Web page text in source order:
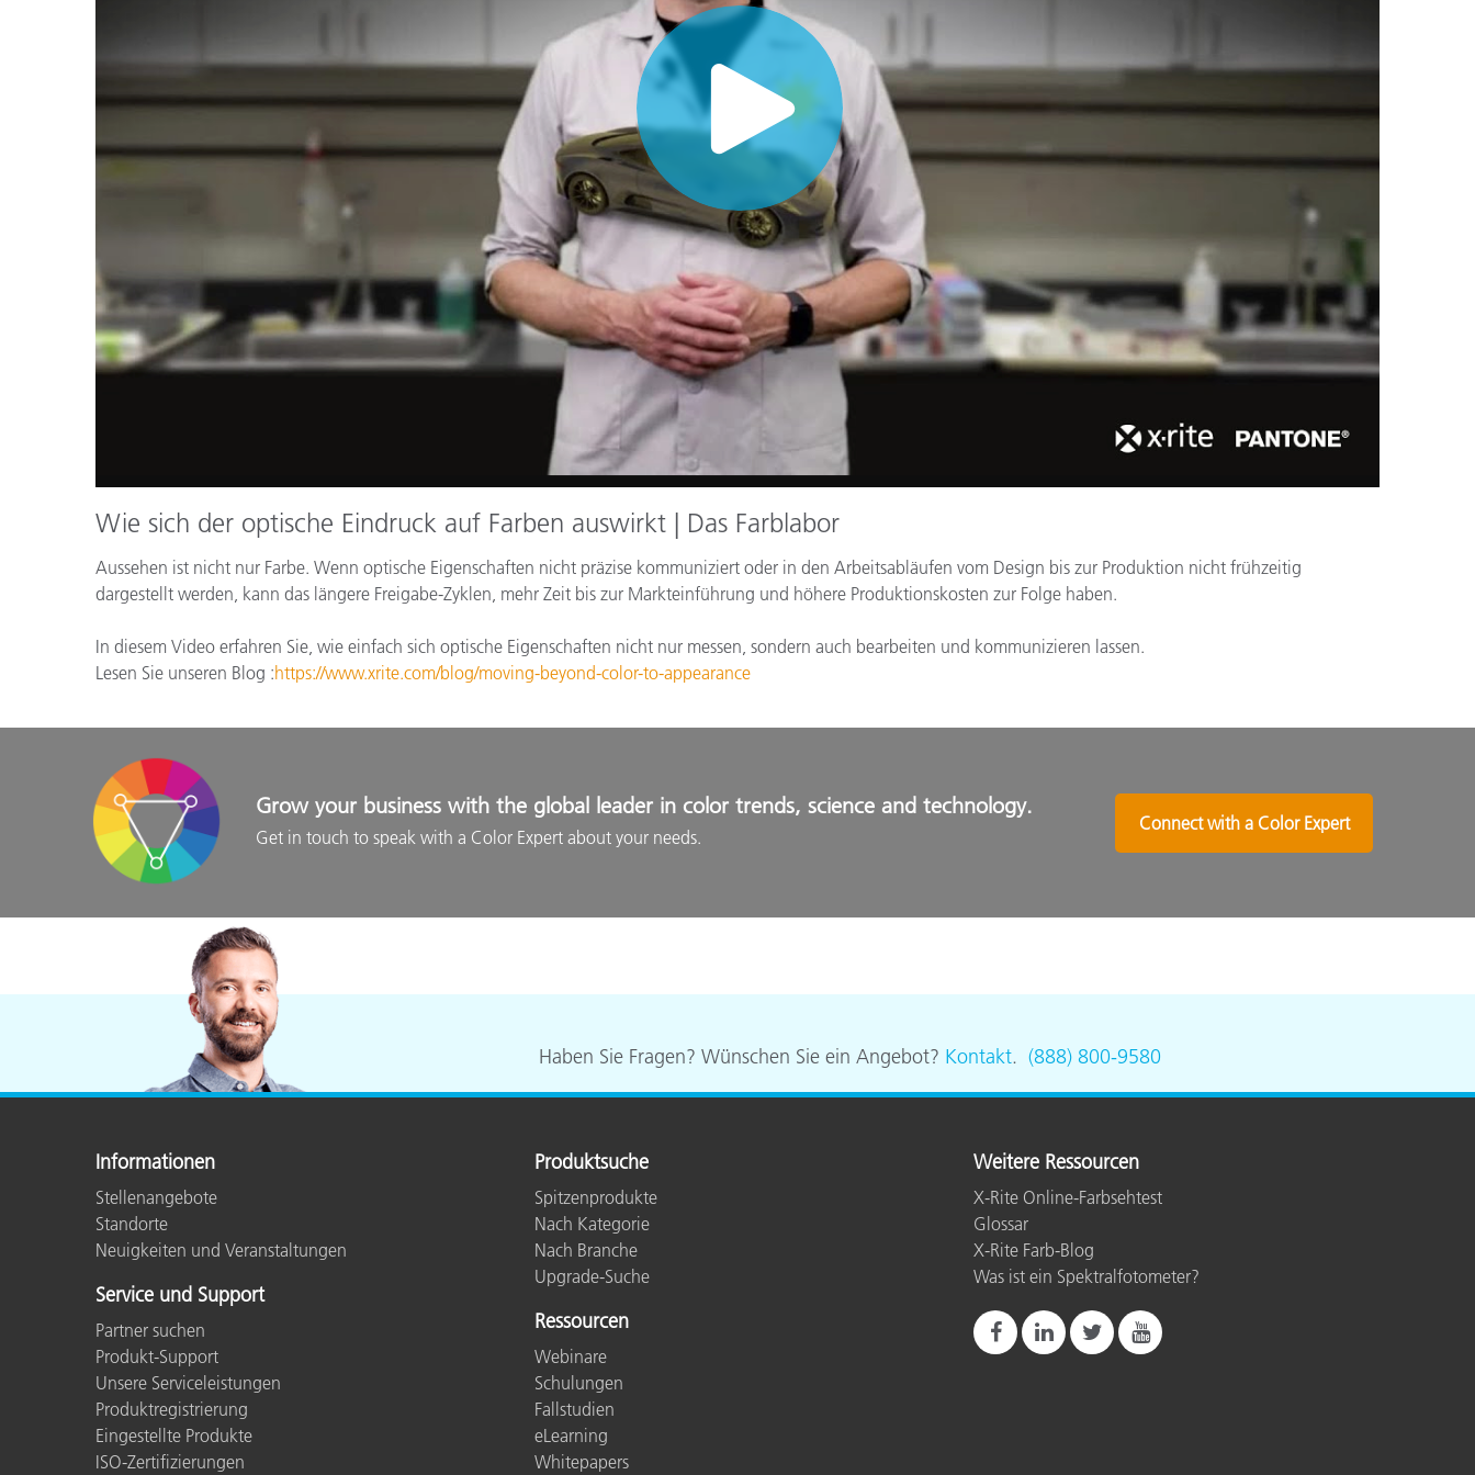
Papier
Baumaterialien
Gebrauchsgüter
Wie sich der optische Eindruck auf Farben auswirkt | Das Farblabor
Aussehen ist nicht nur Farbe. Wenn optische Eigenschaften nicht präzise kommuniziert oder in den Arbeitsabläufen vom Design bis zur Produktion nicht frühzeitig
dargestellt werden, kann das längere Freigabe-Zyklen, mehr Zeit bis zur Markteinführung und höhere Produktionskosten zur Folge haben.
In diesem Video erfahren Sie, wie einfach sich optische Eigenschaften nicht nur messen, sondern auch bearbeiten und kommunizieren lassen.
Lesen Sie unseren Blog :https://www.xrite.com/blog/moving-beyond-color-to-appearance
Grow your business with the global leader in color trends, science and technology.
Get in touch to speak with a Color Expert about your needs.
Connect with a Color Expert
Haben Sie Fragen? Wünschen Sie ein Angebot? Kontakt. (888) 800-9580
Informationen
Stellenangebote
Standorte
Neuigkeiten und Veranstaltungen
Service und Support
Partner suchen
Produkt-Support
Unsere Serviceleistungen
Produktregistrierung
Eingestellte Produkte
ISO-Zertifizierungen
Produktsuche
Spitzenprodukte
Nach Kategorie
Nach Branche
Upgrade-Suche
Ressourcen
Webinare
Schulungen
Fallstudien
eLearning
Whitepapers
Weitere Ressourcen
X-Rite Online-Farbsehtest
Glossar
X-Rite Farb-Blog
Was ist ein Spektralfotometer?